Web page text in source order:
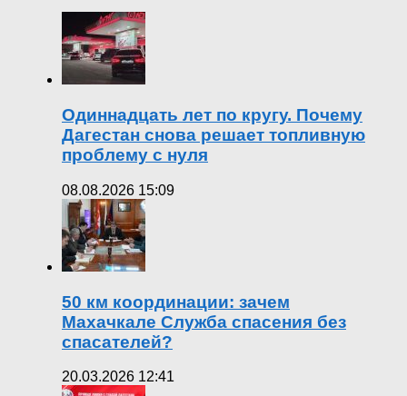
Одиннадцать лет по кругу. Почему
Дагестан снова решает топливную
проблему с нуля
08.08.2026 15:09
50 км координации: зачем
Махачкале Служба спасения без
спасателей?
20.03.2026 12:41